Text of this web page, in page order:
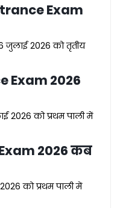
Exam
जुलाई 2026 को तृतीय
Exam 2026
2026 को प्रथम पाली में
2026 कब
को प्रथम पाली में